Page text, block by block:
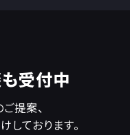
受付中
提案、
ております。